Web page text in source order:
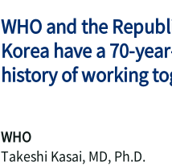
WHO and the
Korea have a 70-
history of working
WHO
Takeshi Kasai, MD, Ph.D.